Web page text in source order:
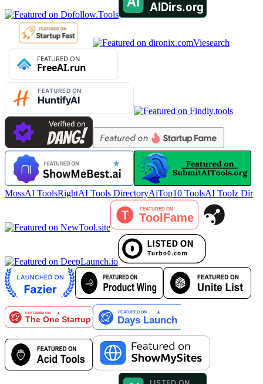
Viesearch
MossAI ToolsRightAI Tools DirectoryAiTop10 ToolsAI Toolz Dir